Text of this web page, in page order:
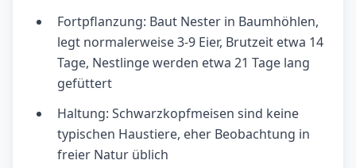
Fortpflanzung: Baut Nester in Baumhöhlen,
legt normalerweise 3-9 Eier, Brutzeit etwa 14
Tage, Nestlinge werden etwa 21 Tage lang
gefüttert
Haltung: Schwarzkopfmeisen sind keine
typischen Haustiere, eher Beobachtung in
freier Natur üblich